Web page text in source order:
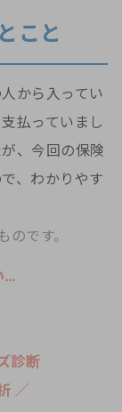
こと
から入ってい
払っていまし
、今回の保険
、わかりやす
です。
…
診断
／